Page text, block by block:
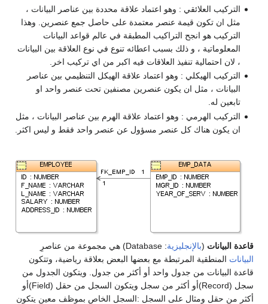
التركيب العلائقي : وهو اعتماد علاقة محددة بين عناصر البيانات ،
مثل ان تكون قيمة عنصر معتمدة على حاصل جمع عنصرين. وهذا
التركيب هو انجح التراكيب المطبقة في عالم قواعد البيانات
المعلوماتية ، و ذلك بسبب اعطائه تنوع في نوع العلاقة بين البيانات
، لان احتمالية تنفيذ العلاقات فيه اكبر من اي تركيب اخر.
التركيب الهيكلي : وهو اعتماد علاقة الهيكل التنظيمي بين عناصر
البيانات ، مثل ان يكون عنصرين مصنفين تحت عنصر واحد او
تابعين له.
التركيب الهرمي : وهو اعتماد علاقة الهرم بين عناصر البيانات ، مثل
ان يكون هناك كل عنصر مسؤول عن عنصر واحد فقط و ليس اكثر.
قاعدة البيانات (بالإنجليزية: Database) هي مجموعة من عناصرِ
البيانات المنطقية المرتبطة مع بعضها البعض بعلاقة رياضية، وتتكون
قاعدة البيانات من جدول واحد أو أكثر من جدول. ويتكون الجدول من
سجل (Record)أو أكثر من سجل ويتكون السجل من حقل (Field)أو
أكثر من حقل ومثال على السجل :السجل الخاص بموظف معين يتكون